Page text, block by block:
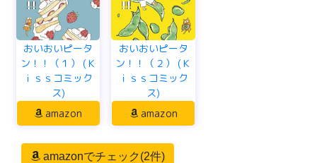
おいおいピータ
ン！！（１） (Ｋ
ｉｓｓコミック
ス)
amazon
おいおいピータ
ン！！（２） (Ｋ
ｉｓｓコミック
ス)
amazon
amazonでチェック(2件)